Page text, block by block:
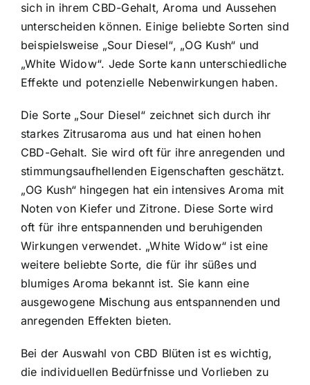
sich in ihrem CBD-Gehalt, Aroma und Aussehen
unterscheiden können. Einige beliebte Sorten sind
beispielsweise „Sour Diesel“, „OG Kush“ und
„White Widow“. Jede Sorte kann unterschiedliche
Effekte und potenzielle Nebenwirkungen haben.
Die Sorte „Sour Diesel“ zeichnet sich durch ihr
starkes Zitrusaroma aus und hat einen hohen
CBD-Gehalt. Sie wird oft für ihre anregenden und
stimmungsaufhellenden Eigenschaften geschätzt.
„OG Kush“ hingegen hat ein intensives Aroma mit
Noten von Kiefer und Zitrone. Diese Sorte wird
oft für ihre entspannenden und beruhigenden
Wirkungen verwendet. „White Widow“ ist eine
weitere beliebte Sorte, die für ihr süßes und
blumiges Aroma bekannt ist. Sie kann eine
ausgewogene Mischung aus entspannenden und
anregenden Effekten bieten.
Bei der Auswahl von CBD Blüten ist es wichtig,
die individuellen Bedürfnisse und Vorlieben zu